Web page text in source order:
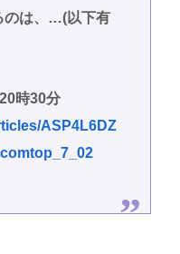
のは、…(以下有
時30分
ASP4L6DZ